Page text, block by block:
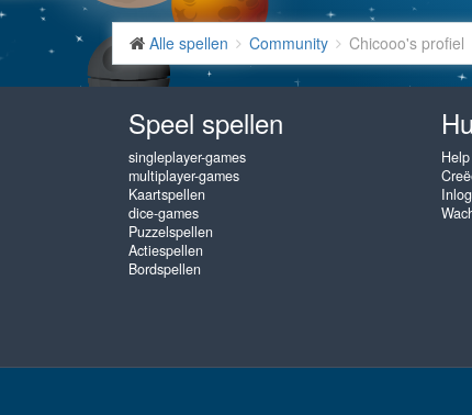
Alle spellen Community Chicooo's profiel
Speel spellen
singleplayer-games
multiplayer-games
Kaartspellen
dice-games
Puzzelspellen
Actiespellen
Bordspellen